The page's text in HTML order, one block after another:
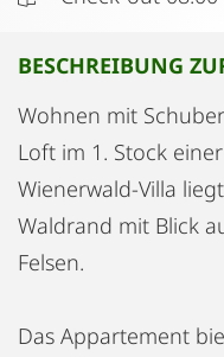
BESCHREIBUNG
Wohnen mit
Loft im 1. Stock
Wienerwald-Villa
Waldrand mit Blick
Felsen.
Das Appartement